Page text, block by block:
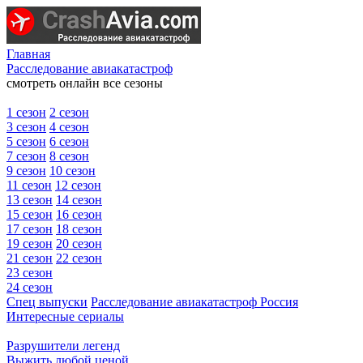
Главная
Расследование авиакатастроф
смотреть онлайн все сезоны
1 сезон 2 сезон
3 сезон 4 сезон
5 сезон 6 сезон
7 сезон 8 сезон
9 сезон 10 сезон
11 сезон 12 сезон
13 сезон 14 сезон
15 сезон 16 сезон
17 сезон 18 сезон
19 сезон 20 сезон
21 сезон 22 сезон
23 сезон
24 сезон
Спец выпуски Расследование авиакатастроф Россия
Интересные сериалы
Разрушители легенд
Выжить любой ценой